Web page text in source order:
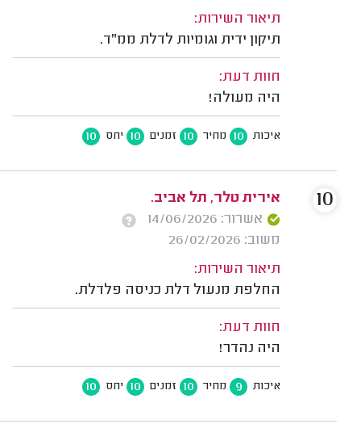
תיאור השירות:
תיקון ידית וגומיות לדלת ממ"ד.
חוות דעת:
היה מעולה!
איכות 10 מחיר 10 זמנים 10 יחס 10
אירית טלר, תל אביב.
אשרור: 14/06/2026
משוב: 26/02/2026
תיאור השירות:
החלפת מנעול דלת כניסה פלדלת.
חוות דעת:
היה נהדר!
איכות 9 מחיר 10 זמנים 10 יחס 10
10